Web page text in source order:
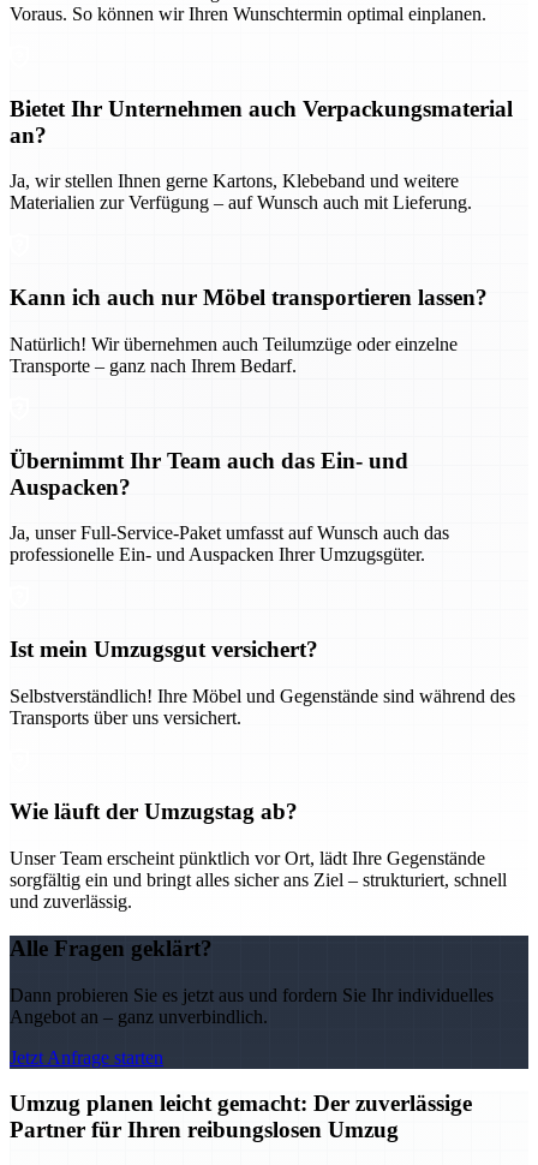
Voraus. So können wir Ihren Wunschtermin optimal einplanen.
Bietet Ihr Unternehmen auch Verpackungsmaterial
an?
Ja, wir stellen Ihnen gerne Kartons, Klebeband und weitere
Materialien zur Verfügung – auf Wunsch auch mit Lieferung.
Kann ich auch nur Möbel transportieren lassen?
Natürlich! Wir übernehmen auch Teilumzüge oder einzelne
Transporte – ganz nach Ihrem Bedarf.
Übernimmt Ihr Team auch das Ein- und
Auspacken?
Ja, unser Full-Service-Paket umfasst auf Wunsch auch das
professionelle Ein- und Auspacken Ihrer Umzugsgüter.
Ist mein Umzugsgut versichert?
Selbstverständlich! Ihre Möbel und Gegenstände sind während des
Transports über uns versichert.
Wie läuft der Umzugstag ab?
Unser Team erscheint pünktlich vor Ort, lädt Ihre Gegenstände
sorgfältig ein und bringt alles sicher ans Ziel – strukturiert, schnell
und zuverlässig.
Alle Fragen geklärt?
Dann probieren Sie es jetzt aus und fordern Sie Ihr individuelles
Angebot an – ganz unverbindlich.
Jetzt Anfrage starten
Umzug planen leicht gemacht: Der zuverlässige
Partner für Ihren reibungslosen Umzug